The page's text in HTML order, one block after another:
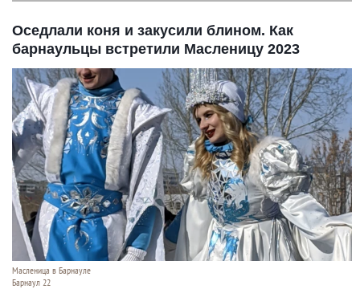
Оседлали коня и закусили блином. Как
барнаульцы встретили Масленицу 2023
Масленица в Барнауле
Барнаул 22